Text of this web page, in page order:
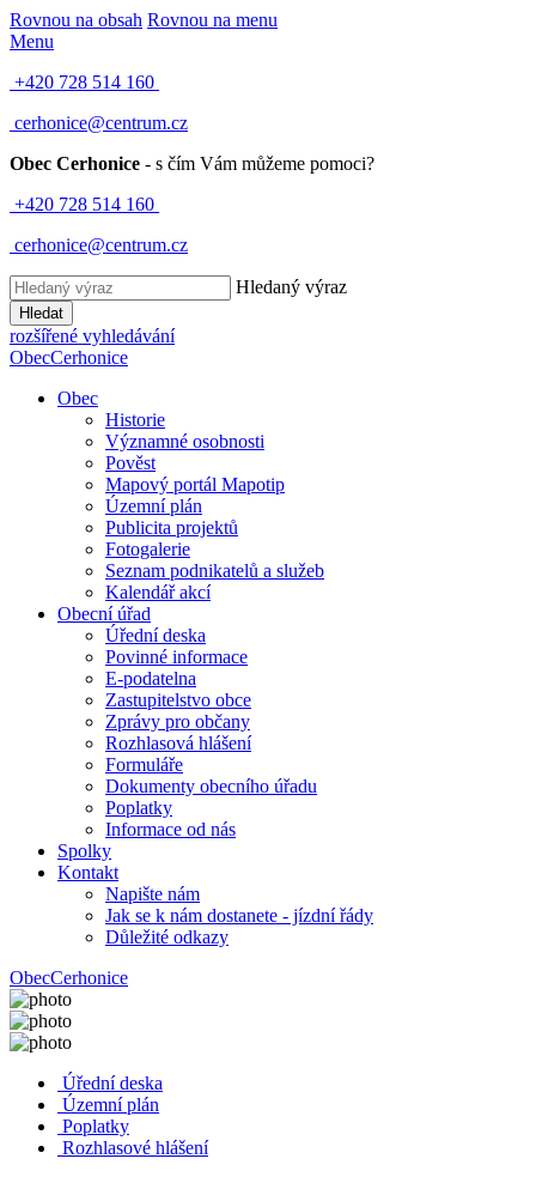
Rovnou na obsah Rovnou na menu
Menu
+420 728 514 160
cerhonice@centrum.cz
Obec Cerhonice - s čím Vám můžeme pomoci?
+420 728 514 160
cerhonice@centrum.cz
Hledaný výraz
Hledat
rozšířené vyhledávání
ObecCerhonice
Obec
Historie
Významné osobnosti
Pověst
Mapový portál Mapotip
Územní plán
Publicita projektů
Fotogalerie
Seznam podnikatelů a služeb
Kalendář akcí
Obecní úřad
Úřední deska
Povinné informace
E-podatelna
Zastupitelstvo obce
Zprávy pro občany
Rozhlasová hlášení
Formuláře
Dokumenty obecního úřadu
Poplatky
Informace od nás
Spolky
Kontakt
Napište nám
Jak se k nám dostanete - jízdní řády
Důležité odkazy
ObecCerhonice
Úřední deska
Územní plán
Poplatky
Rozhlasové hlášení